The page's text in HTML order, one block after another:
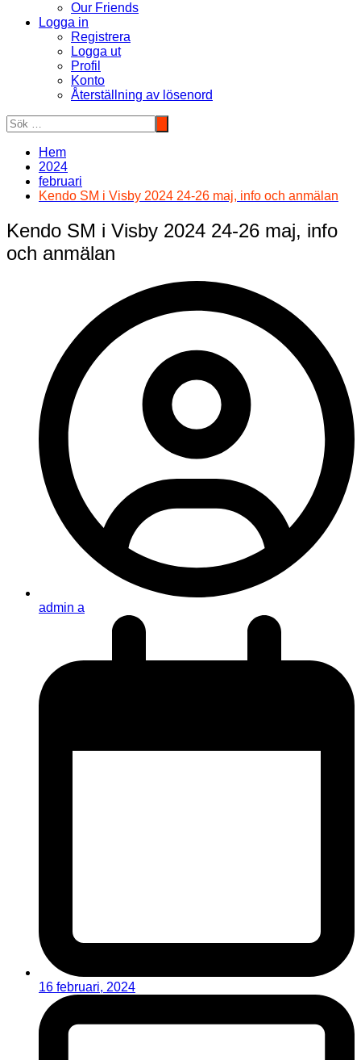
Our Friends
Logga in
Registrera
Logga ut
Profil
Konto
Återställning av lösenord
Hem
2024
februari
Kendo SM i Visby 2024 24-26 maj, info och anmälan
Kendo SM i Visby 2024 24-26 maj, info
och anmälan
admin a
16 februari, 2024